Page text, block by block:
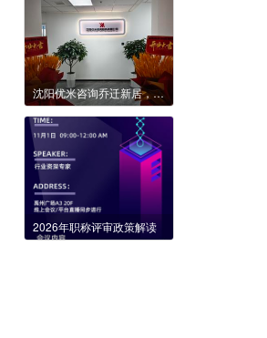
沈阳优米咨询乔迁新居，开启辉煌新篇章！
2026年职称评审政策解读